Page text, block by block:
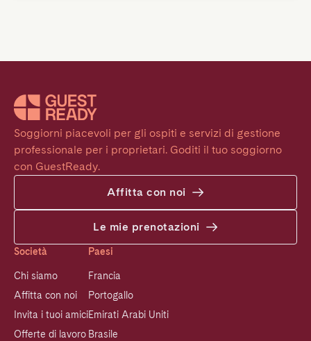
Soggiorni piacevoli per gli ospiti e servizi di gestione
professionale per i proprietari. Goditi il tuo soggiorno
con GuestReady.
Affitta con noi
Le mie prenotazioni
Società
Chi siamo
Affitta con noi
Invita i tuoi amici
Offerte di lavoro
Paesi
Francia
Portogallo
Emirati Arabi Uniti
Brasile